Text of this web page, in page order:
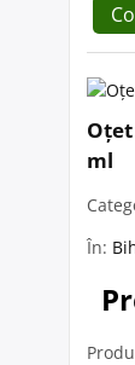
ml
În: